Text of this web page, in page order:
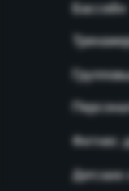
Бассейн
Фитнес
Детские